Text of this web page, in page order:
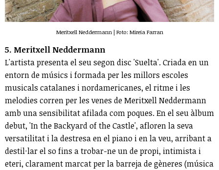
Meritxell Neddermann | Foto: Mireia Farran
5. Meritxell Neddermann
L'artista presenta el seu segon disc 'Suelta'. Criada en un
entorn de músics i formada per les millors escoles
musicals catalanes i nordamericanes, el ritme i les
melodies corren per les venes de Meritxell Neddermann
amb una sensibilitat afilada com poques. En el seu àlbum
debut, 'In the Backyard of the Castle', afloren la seva
versatilitat i la destresa en el piano i en la veu, arribant a
destil·lar el so fins a trobar-ne un de propi, intimista i
eteri, clarament marcat per la barreja de gèneres (música